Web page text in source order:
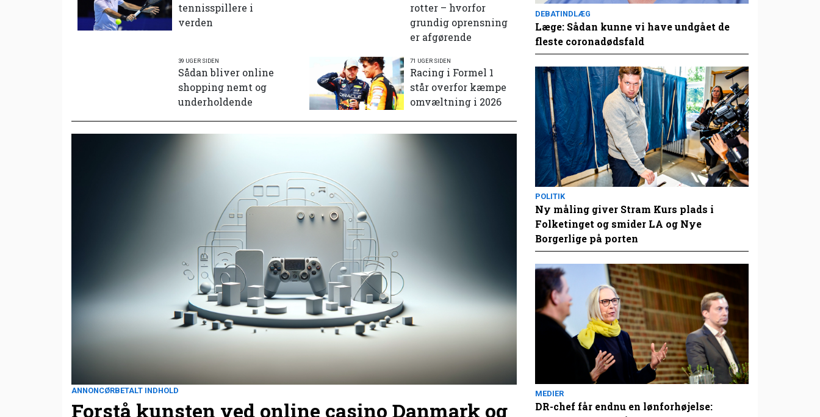
tennisspillere i
verden
rotter – hvorfor
grundig oprensning
er afgørende
39 UGER SIDEN
Sådan bliver online
shopping nemt og
underholdende
71 UGER SIDEN
Racing i Formel 1
står overfor kæmpe
omvæltning i 2026
ANNONCØRBETALT INDHOLD
Forstå kunsten ved online casino Danmark og
DEBATINDLÆG
Læge: Sådan kunne vi have undgået de
fleste coronadødsfald
POLITIK
Ny måling giver Stram Kurs plads i
Folketinget og smider LA og Nye
Borgerlige på porten
MEDIER
DR-chef får endnu en lønforhøjelse: